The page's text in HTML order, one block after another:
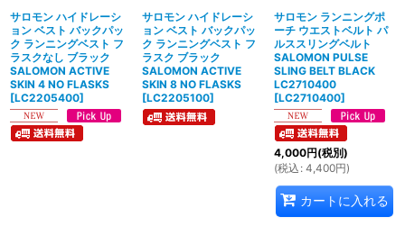
サロモン ハイドレーシ
ョン ベスト バックパッ
ク ランニングベスト フ
ラスクなし ブラック
SALOMON ACTIVE
SKIN 4 NO FLASKS
[LC2205400]
サロモン ハイドレーシ
ョン ベスト バックパッ
ク ランニングベスト フ
ラスク ブラック
SALOMON ACTIVE
SKIN 8 NO FLASKS
[LC2205100]
サロモン ランニングポ
ーチ ウエストベルト パ
ルススリングベルト
SALOMON PULSE
SLING BELT BLACK
LC2710400
[LC2710400]
4,000円(税別)
(税込 : 4,400円)
カートに入れる